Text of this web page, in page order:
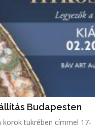
Budapesten
korok tükrében címmel 17-